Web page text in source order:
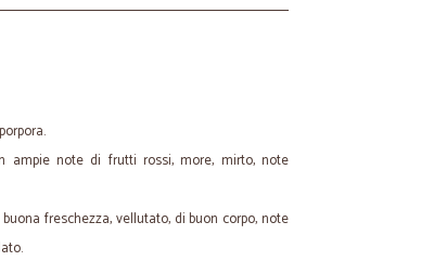
ampie note di frutti rossi, more, mirto, note
freschezza, vellutato, di buon corpo, note